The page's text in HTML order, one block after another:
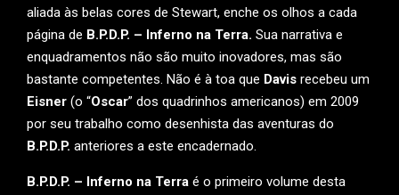
aliada às belas cores de Stewart, enche os olhos a cada
página de B.P.D.P. – Inferno na Terra. Sua narrativa e
enquadramentos não são muito inovadores, mas são
bastante competentes. Não é à toa que Davis recebeu um
Eisner (o “Oscar” dos quadrinhos americanos) em 2009
por seu trabalho como desenhista das aventuras do
B.P.D.P. anteriores a este encadernado.
B.P.D.P. – Inferno na Terra é o primeiro volume desta